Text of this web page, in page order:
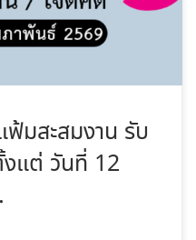
มสะสมงาน รับ
แต่ วันที่ 12